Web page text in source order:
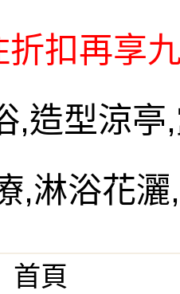
扣再享
,造型涼亭
浴花灑,
首頁